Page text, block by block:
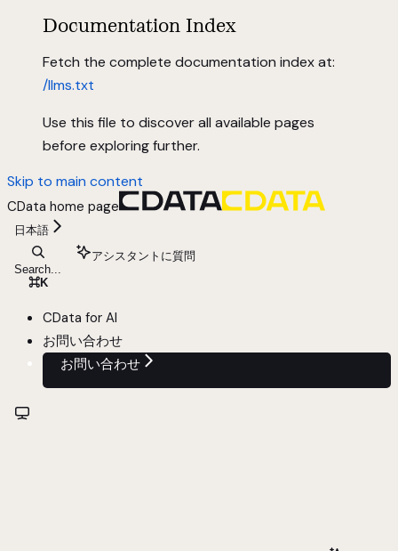
Documentation Index
Fetch the complete documentation index at:
/llms.txt
Use this file to discover all available pages
before exploring further.
Skip to main content
CData home page
日本語
Search...
⌘K
アシスタントに質問
CData for AI
お問い合わせ
お問い合わせ